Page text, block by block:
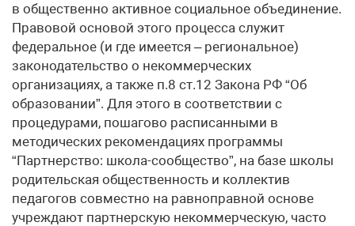
в общественно активное социальное объединение.
Правовой основой этого процесса служит
федеральное (и где имеется – региональное)
законодательство о некоммерческих
организациях, а также п.8 ст.12 Закона РФ “Об
образовании”. Для этого в соответствии с
процедурами, пошагово расписанными в
методических рекомендациях программы
“Партнерство: школа-сообщество”, на базе школы
родительская общественность и коллектив
педагогов совместно на равноправной основе
учреждают партнерскую некоммерческую, часто